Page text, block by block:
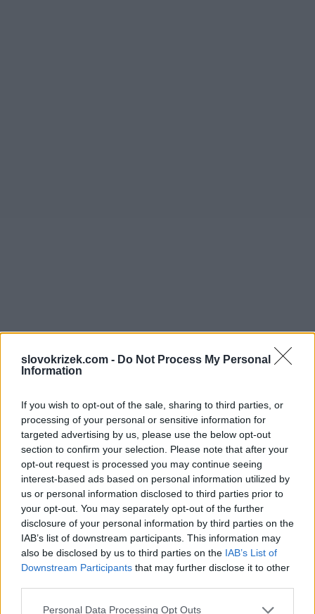
slovokrizek.com - Do Not Process My Personal
Information
If you wish to opt-out of the sale, sharing to third parties, or
processing of your personal or sensitive information for
targeted advertising by us, please use the below opt-out
section to confirm your selection. Please note that after your
opt-out request is processed you may continue seeing
interest-based ads based on personal information utilized by
us or personal information disclosed to third parties prior to
your opt-out. You may separately opt-out of the further
disclosure of your personal information by third parties on the
IAB’s list of downstream participants. This information may
also be disclosed by us to third parties on the IAB’s List of
Downstream Participants that may further disclose it to other
Personal Data Processing Opt Outs